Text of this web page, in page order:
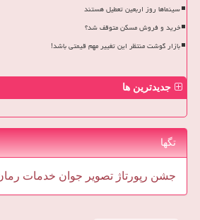
سینماها روز اربعین تعطیل هستند
خرید و فروش مسکن متوقف شد؟
بازار گوشت منتظر این تغییر مهم قیمتی باشد!
جدیدترین ها
تگها
جشن رپورتاژ تصویر جوان خدمات